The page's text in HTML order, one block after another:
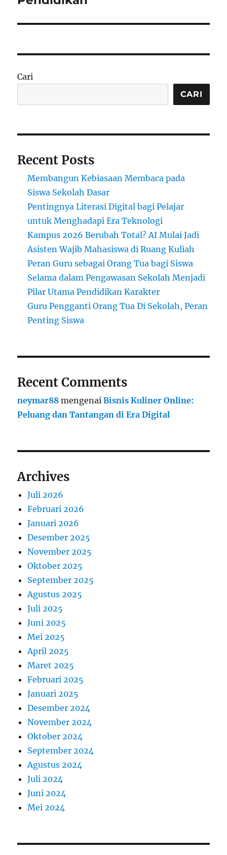
Cari
CARI
Recent Posts
Membangun Kebiasaan Membaca pada
Siswa Sekolah Dasar
Pentingnya Literasi Digital bagi Pelajar
untuk Menghadapi Era Teknologi
Kampus 2026 Berubah Total? AI Mulai Jadi
Asisten Wajib Mahasiswa di Ruang Kuliah
Peran Guru sebagai Orang Tua bagi Siswa
Selama dalam Pengawasan Sekolah Menjadi
Pilar Utama Pendidikan Karakter
Guru Pengganti Orang Tua Di Sekolah, Peran
Penting Siswa
Recent Comments
neymar88 mengenaiBisnis Kuliner Online:
Peluang dan Tantangan di Era Digital
Archives
Juli 2026
Februari 2026
Januari 2026
Desember 2025
November 2025
Oktober 2025
September 2025
Agustus 2025
Juli 2025
Juni 2025
Mei 2025
April 2025
Maret 2025
Februari 2025
Januari 2025
Desember 2024
November 2024
Oktober 2024
September 2024
Agustus 2024
Juli 2024
Juni 2024
Mei 2024